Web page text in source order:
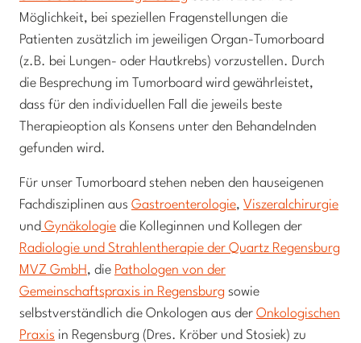
Möglichkeit, bei speziellen Fragenstellungen die
Patienten zusätzlich im jeweiligen Organ-Tumorboard
(z.B. bei Lungen- oder Hautkrebs) vorzustellen. Durch
die Besprechung im Tumorboard wird gewährleistet,
dass für den individuellen Fall die jeweils beste
Therapieoption als Konsens unter den Behandelnden
gefunden wird.
Für unser Tumorboard stehen neben den hauseigenen
Fachdisziplinen aus Gastroenterologie, Viszeralchirurgie
und Gynäkologie die Kolleginnen und Kollegen der
Radiologie und Strahlentherapie der Quartz Regensburg
MVZ GmbH, die Pathologen von der
Gemeinschaftspraxis in Regensburg sowie
selbstverständlich die Onkologen aus der Onkologischen
Praxis in Regensburg (Dres. Kröber und Stosiek) zu